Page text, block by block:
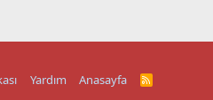
Yardım Anasayfa
R